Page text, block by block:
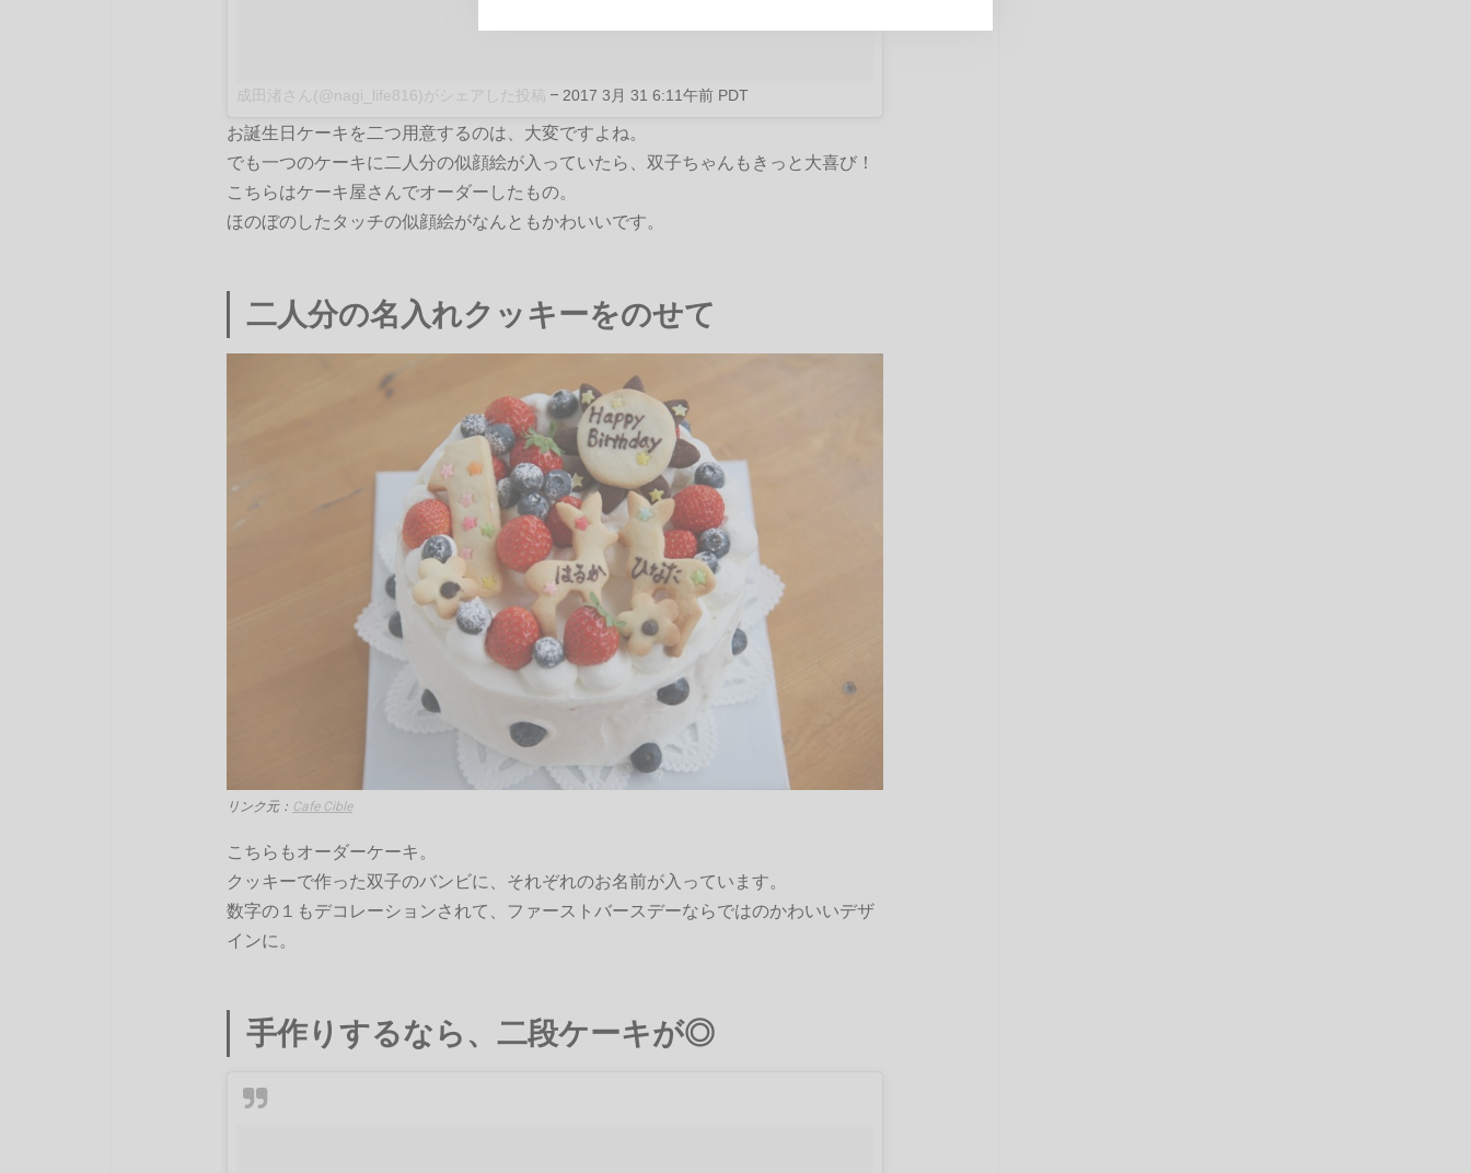
成田渚さん(@nagi_life816)がシェアした投稿 – 2017 3月 31 6:11午前 PDT
お誕生日ケーキを二つ用意するのは、大変ですよね。
でも一つのケーキに二人分の似顔絵が入っていたら、双子ちゃんもきっと大喜び！
こちらはケーキ屋さんでオーダーしたもの。
ほのぼのしたタッチの似顔絵がなんともかわいいです。
二人分の名入れクッキーをのせて
リンク元： Cafe Cible
こちらもオーダーケーキ。
クッキーで作った双子のバンビに、それぞれのお名前が入っています。
数字の１もデコレーションされて、ファーストバースデーならではのかわいいデザ
インに。
手作りするなら、二段ケーキが◎